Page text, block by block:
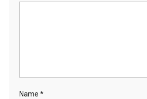
Name *